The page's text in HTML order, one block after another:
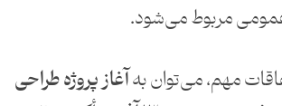
مربوط می‌شود.
مهم، می‌توان بهآغاز پروژه طراحی